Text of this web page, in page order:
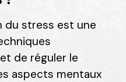
du stress est une
de réguler le
aspects mentaux